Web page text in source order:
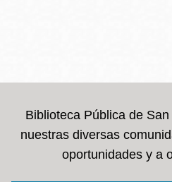
Biblioteca Pública de
nuestras diversas
oportunidades y a